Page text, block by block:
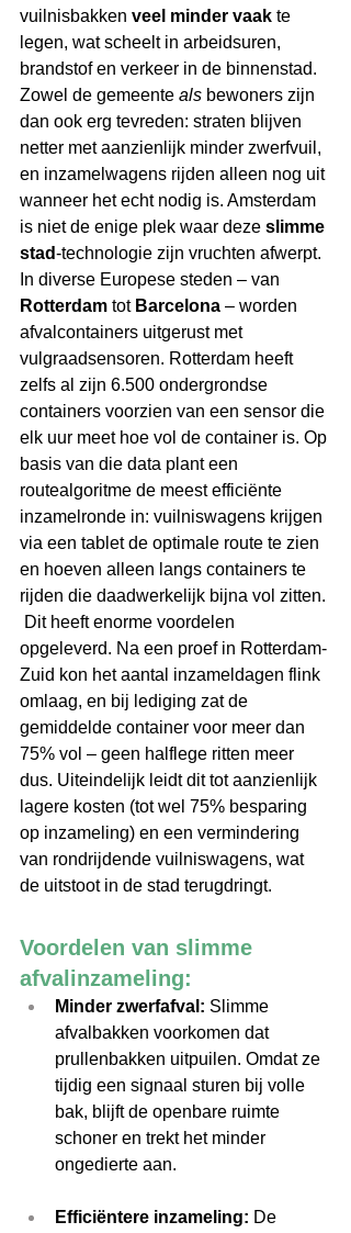
vuilnisbakken veel minder vaak te
legen, wat scheelt in arbeidsuren,
brandstof en verkeer in de binnenstad.
Zowel de gemeente als bewoners zijn
dan ook erg tevreden: straten blijven
netter met aanzienlijk minder zwerfvuil,
en inzamelwagens rijden alleen nog uit
wanneer het echt nodig is. Amsterdam
is niet de enige plek waar deze slimme
stad-technologie zijn vruchten afwerpt.
In diverse Europese steden – van
Rotterdam tot Barcelona – worden
afvalcontainers uitgerust met
vulgraadsensoren. Rotterdam heeft
zelfs al zijn 6.500 ondergrondse
containers voorzien van een sensor die
elk uur meet hoe vol de container is. Op
basis van die data plant een
routealgoritme de meest efficiënte
inzamelronde in: vuilniswagens krijgen
via een tablet de optimale route te zien
en hoeven alleen langs containers te
rijden die daadwerkelijk bijna vol zitten.
Dit heeft enorme voordelen
opgeleverd. Na een proef in Rotterdam-
Zuid kon het aantal inzameldagen flink
omlaag, en bij lediging zat de
gemiddelde container voor meer dan
75% vol – geen halflege ritten meer
dus. Uiteindelijk leidt dit tot aanzienlijk
lagere kosten (tot wel 75% besparing
op inzameling) en een vermindering
van rondrijdende vuilniswagens, wat
de uitstoot in de stad terugdringt.
Voordelen van slimme
afvalinzameling:
Minder zwerfafval: Slimme
afvalbakken voorkomen dat
prullenbakken uitpuilen. Omdat ze
tijdig een signaal sturen bij volle
bak, blijft de openbare ruimte
schoner en trekt het minder
ongedierte aan.
Efficiëntere inzameling: De